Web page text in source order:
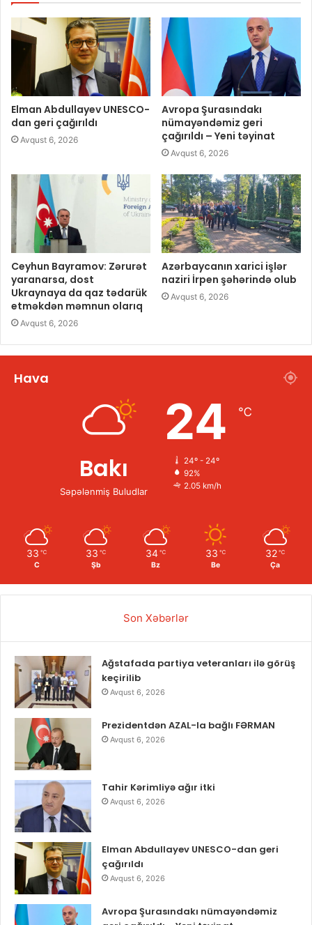
Elman Abdullayev UNESCO-
dan geri çağırıldı
Avqust 6, 2026
Avropa Şurasındakı
nümayəndəmiz geri
çağırıldı – Yeni təyinat
Avqust 6, 2026
Ceyhun Bayramov: Zərurət
yaranarsa, dost
Ukraynaya da qaz tədarük
etməkdən məmnun olarıq
Avqust 6, 2026
Azərbaycanın xarici işlər
naziri İrpen şəhərində olub
Avqust 6, 2026
Hava
Bakı
Səpələnmiş Buludlar
24 ℃
24º - 24º
92%
2.05 km/h
33 ℃
C
33 ℃
Şb
34 ℃
Bz
33 ℃
Be
32 ℃
Ça
Son Xəbərlər
Ağstafada partiya veteranları ilə görüş
keçirilib
Avqust 6, 2026
Prezidentdən AZAL-la bağlı FƏRMAN
Avqust 6, 2026
Tahir Kərimliyə ağır itki
Avqust 6, 2026
Elman Abdullayev UNESCO-dan geri
çağırıldı
Avqust 6, 2026
Avropa Şurasındakı nümayəndəmiz